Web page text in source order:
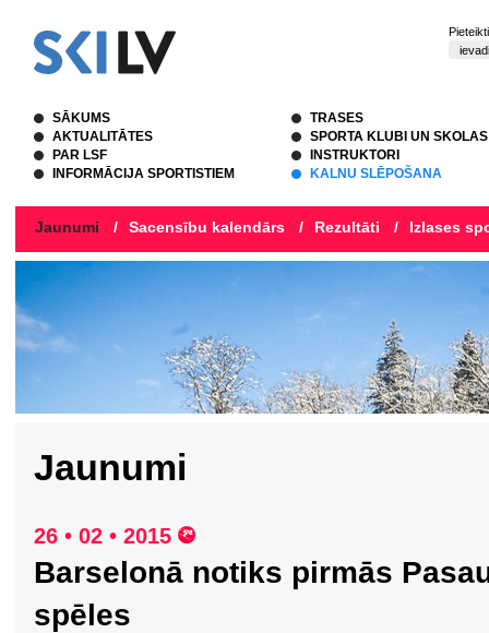
SĀKUMS
AKTUALITĀTES
PAR LSF
INFORMĀCIJA SPORTISTIEM
TRASES
SPORTA KLUBI UN SKOLAS
INSTRUKTORI
KALNU SLĒPOŠANA
Jaunumi / Sacensību kalendārs / Rezultāti / Izlases
Jaunumi
26 • 02 • 2015
Barselonā notiks pirmās
spēles